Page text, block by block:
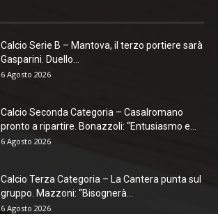
Calcio Serie B – Mantova, il terzo portiere sarà
Gasparini. Duello...
6 Agosto 2026
Calcio Seconda Categoria – Casalromano
pronto a ripartire. Bonazzoli: “Entusiasmo e...
6 Agosto 2026
Calcio Terza Categoria – La Cantera punta sul
gruppo. Mazzoni: “Bisognerà...
6 Agosto 2026